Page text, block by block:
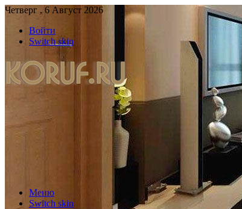
Четверг , 6 Август 2026
Войти
Switch skin
Меню
Switch skin